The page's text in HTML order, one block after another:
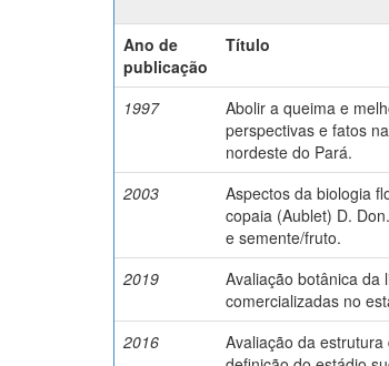
Ano de
publicação
Título
1997
Abolir a queima e
perspectivas e fatos
nordeste do Pará.
2003
Aspectos da biologia
copaia (Aublet) D.
e semente/fruto.
2019
Avaliação botânica da
comercializadas no
2016
Avaliação da